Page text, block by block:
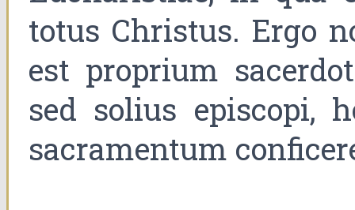
totus Christus. Ergo
est proprium
sed solius episcopi,
sacramentum